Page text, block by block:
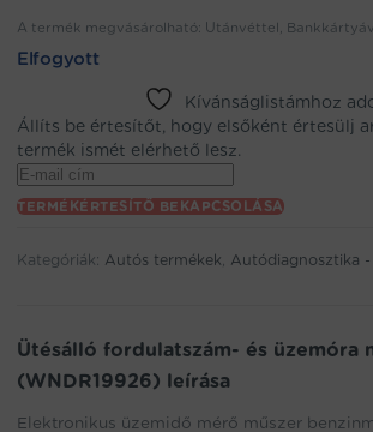
A termék megvásárolható: Utánvéttel,
Elfogyott
Kívánságlistámhoz
Állíts be értesítőt, hogy elsőként értesülj
termék ismét elérhető lesz.
Enter
your
email
to
waitlist
this
product
TERMÉKÉRTESÍTŐ BEKAPCSOLÁSA
Kategóriák: Autós termékek, Autódiagnosztika
Ütésálló fordulatszám- és üzemóra
(WNDR19926) leírása
Elektronikus üzemidő mérő műszer